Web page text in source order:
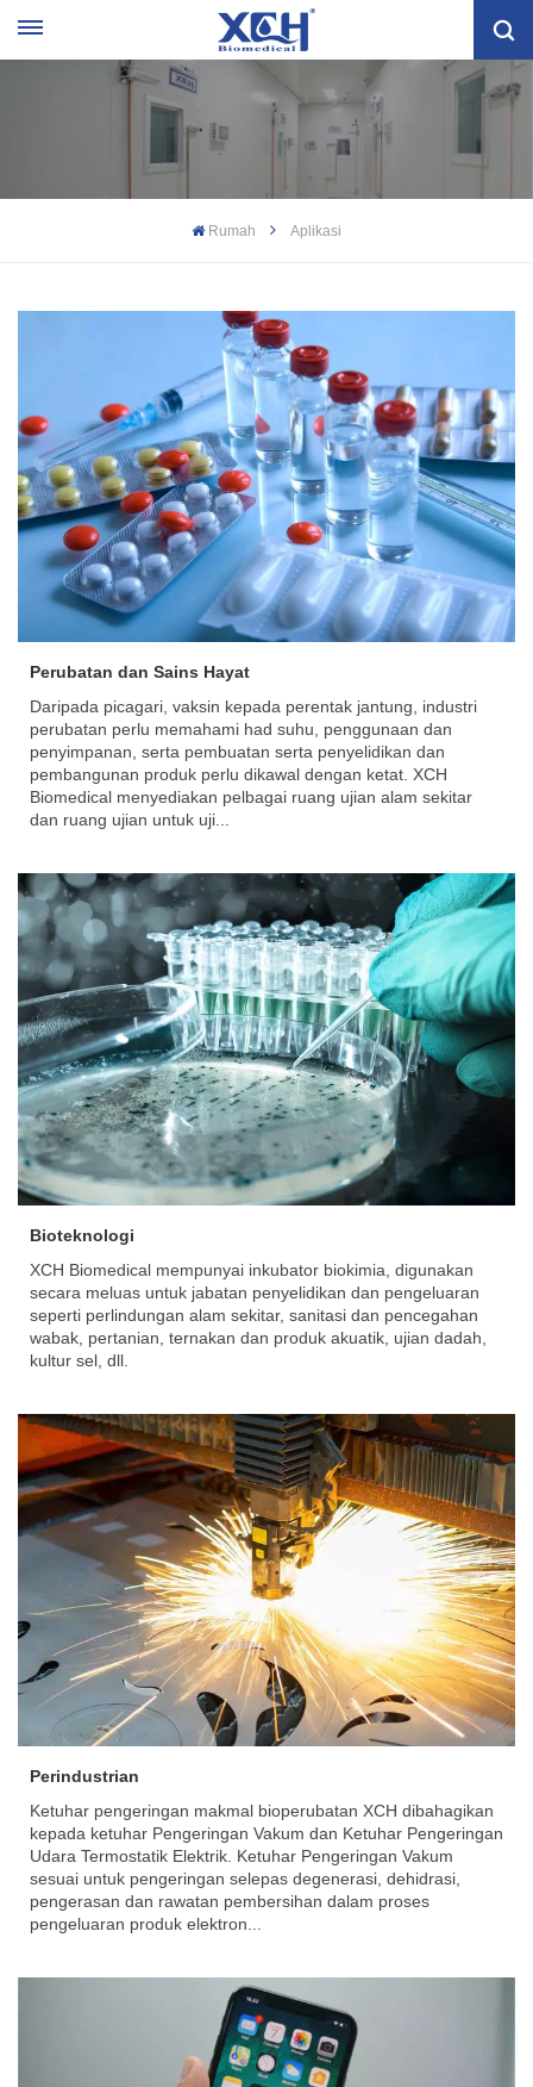
Rumah Aplikasi
Perubatan dan Sains Hayat
Daripada picagari, vaksin kepada perentak jantung, industri
perubatan perlu memahami had suhu, penggunaan dan
penyimpanan, serta pembuatan serta penyelidikan dan
pembangunan produk perlu dikawal dengan ketat. XCH
Biomedical menyediakan pelbagai ruang ujian alam sekitar
dan ruang ujian untuk uji...
Bioteknologi
XCH Biomedical mempunyai inkubator biokimia, digunakan
secara meluas untuk jabatan penyelidikan dan pengeluaran
seperti perlindungan alam sekitar, sanitasi dan pencegahan
wabak, pertanian, ternakan dan produk akuatik, ujian dadah,
kultur sel, dll.
Perindustrian
Ketuhar pengeringan makmal bioperubatan XCH dibahagikan
kepada ketuhar Pengeringan Vakum dan Ketuhar Pengeringan
Udara Termostatik Elektrik. Ketuhar Pengeringan Vakum
sesuai untuk pengeringan selepas degenerasi, dehidrasi,
pengerasan dan rawatan pembersihan dalam proses
pengeluaran produk elektron...